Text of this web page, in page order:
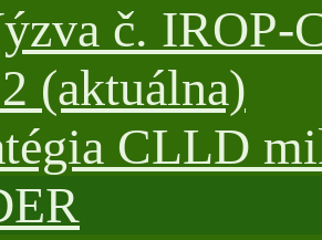
č. IROP-
(aktuálna)
CLLD